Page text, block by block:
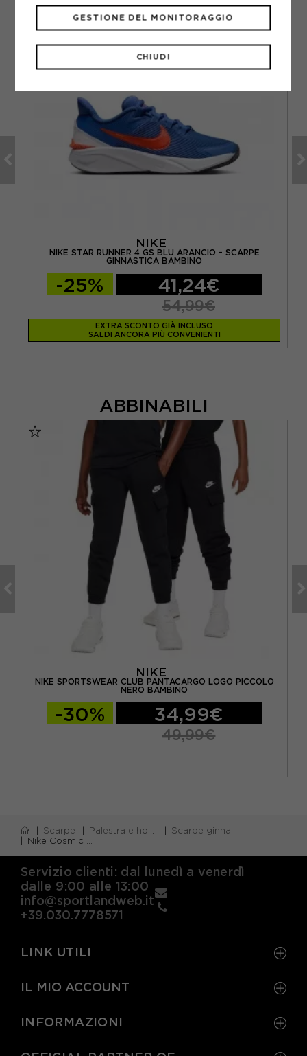
NIKE
NIKE STAR RUNNER 4 GS BLU ARANCIO - SCARPE
GINNASTICA BAMBINO
-25% 41,24€
54,99€
EXTRA SCONTO GIÀ INCLUSO
SALDI ANCORA PIÙ CONVENIENTI
ABBINABILI
NIKE
NIKE SPORTSWEAR CLUB PANTACARGO LOGO PICCOLO
NERO BAMBINO
-30% 34,99€
49,99€
Scarpe Palestra e home gym
Scarpe ginnastica bambino
Nike Cosmic Runner Gs Blu Nero - Scarpe Da Ginnastica Bambino
Servizio clienti: dal lunedì a venerdì
dalle 9:00 alle 13:00
info@sportlandweb.it
+39.030.7778571
LINK UTILI
IL MIO ACCOUNT
INFORMAZIONI
CHIUDI
GESTIONE DEL MONITORAGGIO